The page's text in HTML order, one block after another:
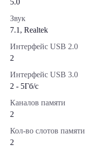
5.0
Звук
7.1, Realtek
Интерфейс USB 2.0
2
Интерфейс USB 3.0
2 - 5Гб/с
Каналов памяти
2
Кол-во слотов памяти
2